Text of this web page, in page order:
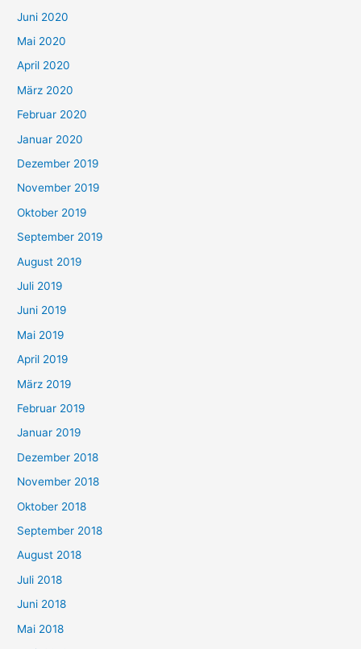
Juni 2020
Mai 2020
April 2020
März 2020
Februar 2020
Januar 2020
Dezember 2019
November 2019
Oktober 2019
September 2019
August 2019
Juli 2019
Juni 2019
Mai 2019
April 2019
März 2019
Februar 2019
Januar 2019
Dezember 2018
November 2018
Oktober 2018
September 2018
August 2018
Juli 2018
Juni 2018
Mai 2018